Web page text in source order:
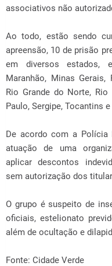
associativos não
Ao todo, estão sendo
apreensão, 10 de prisão
em diversos estados,
Maranhão, Minas Gerais,
Rio Grande do Norte, Rio
Paulo, Sergipe, Tocantins
De acordo com a Polícia
atuação de uma
aplicar descontos
sem autorização dos
O grupo é suspeito de
oficiais, estelionato
além de ocultação e
Fonte: Cidade Verde